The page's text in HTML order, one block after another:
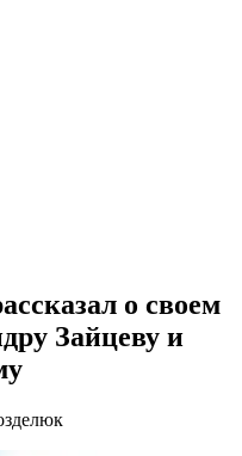
о своем
Зайцеву и